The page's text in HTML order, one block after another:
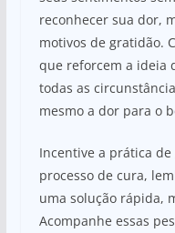
reconhecer sua dor,
motivos de gratidão.
que reforcem a ideia
todas as
mesmo a dor para o
Incentive a prática
processo de cura,
uma solução rápida,
Acompanhe essas